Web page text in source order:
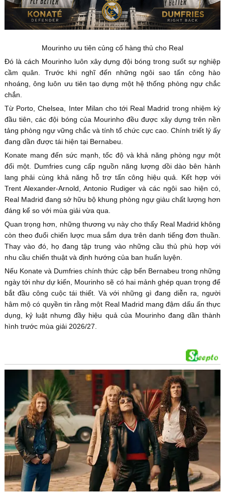
Mourinho ưu tiên củng cố hàng thủ cho Real
Đó là cách Mourinho luôn xây dựng đội bóng trong suốt sự nghiệp
cầm quân. Trước khi nghĩ đến những ngôi sao tấn công hào
nhoáng, ông luôn ưu tiên tạo dựng một hệ thống phòng ngự chắc
chắn.
Từ Porto, Chelsea, Inter Milan cho tới Real Madrid trong nhiệm kỳ
đầu tiên, các đội bóng của Mourinho đều được xây dựng trên nền
tảng phòng ngự vững chắc và tính tổ chức cực cao. Chính triết lý ấy
đang dần được tái hiện tại Bernabeu.
Konate mang đến sức mạnh, tốc độ và khả năng phòng ngự một
đối một. Dumfries cung cấp nguồn năng lượng dồi dào bên hành
lang phải cùng khả năng hỗ trợ tấn công hiệu quả. Kết hợp với
Trent Alexander-Arnold, Antonio Rudiger và các ngôi sao hiện có,
Real Madrid đang sở hữu bộ khung phòng ngự giàu chất lượng hơn
đáng kể so với mùa giải vừa qua.
Quan trọng hơn, những thương vụ này cho thấy Real Madrid không
còn theo đuổi chiến lược mua sắm dựa trên danh tiếng đơn thuần.
Thay vào đó, họ đang tập trung vào những cầu thủ phù hợp với
nhu cầu chiến thuật và định hướng của ban huấn luyện.
Nếu Konate và Dumfries chính thức cập bến Bernabeu trong những
ngày tới như dự kiến, Mourinho sẽ có hai mảnh ghép quan trọng để
bắt đầu công cuộc tái thiết. Và với những gì đang diễn ra, người
hâm mộ có quyền tin rằng một Real Madrid mang đậm dấu ấn thực
dụng, kỷ luật nhưng đầy hiệu quả của Mourinho đang dần thành
hình trước mùa giải 2026/27.